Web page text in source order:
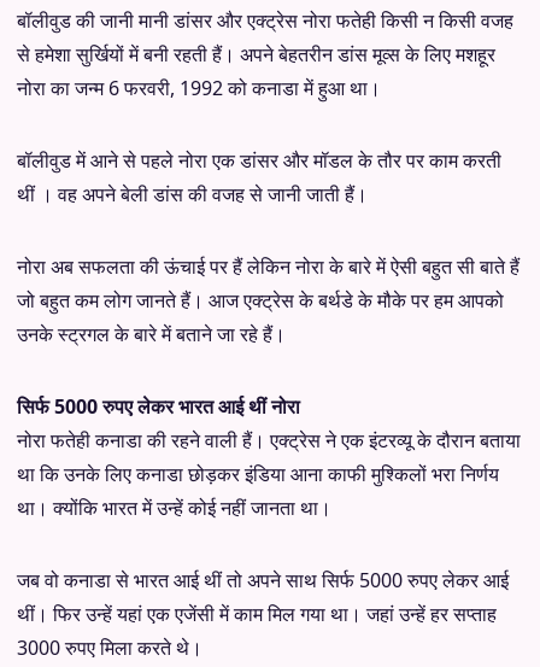
बॉलीवुड की जानी मानी डांसर और एक्ट्रेस नोरा फतेही किसी न किसी वजह
से हमेशा सुर्खियों में बनी रहती हैं। अपने बेहतरीन डांस मूव्स के लिए मशहूर
नोरा का जन्म 6 फरवरी, 1992 को कनाडा में हुआ था।
बॉलीवुड में आने से पहले नोरा एक डांसर और मॉडल के तौर पर काम करती
थीं । वह अपने बेली डांस की वजह से जानी जाती हैं।
नोरा अब सफलता की ऊंचाई पर हैं लेकिन नोरा के बारे में ऐसी बहुत सी बाते हैं
जो बहुत कम लोग जानते हैं। आज एक्ट्रेस के बर्थडे के मौके पर हम आपको
उनके स्ट्रगल के बारे में बताने जा रहे हैं।
सिर्फ 5000 रुपए लेकर भारत आई थीं नोरा
नोरा फतेही कनाडा की रहने वाली हैं। एक्ट्रेस ने एक इंटरव्यू के दौरान बताया
था कि उनके लिए कनाडा छोड़कर इंडिया आना काफी मुश्किलों भरा निर्णय
था। क्योंकि भारत में उन्हें कोई नहीं जानता था।
जब वो कनाडा से भारत आई थीं तो अपने साथ सिर्फ 5000 रुपए लेकर आई
थीं। फिर उन्हें यहां एक एजेंसी में काम मिल गया था। जहां उन्हें हर सप्ताह
3000 रुपए मिला करते थे।